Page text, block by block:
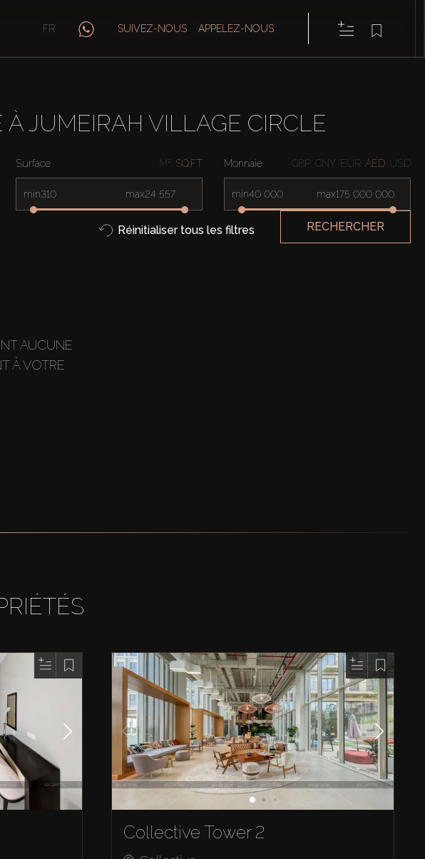
FR SUIVEZ-NOUS APPELEZ-NOUS
JUMEIRAH VILLAGE CIRCLE
Surface M² SQ.FT
min max
Monnaie GBP CNY EUR AED USD
min max
Réinitialiser tous les filtres RECHERCHER
AUCUNE
À VOTRE
Collective Tower 2